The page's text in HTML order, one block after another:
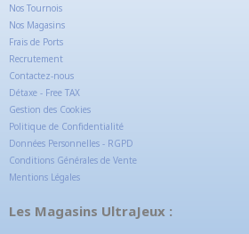
Nos Tournois
Nos Magasins
Frais de Ports
Recrutement
Contactez-nous
Détaxe - Free TAX
Gestion des Cookies
Politique de Confidentialité
Données Personnelles - RGPD
Conditions Générales de Vente
Mentions Légales
Les Magasins UltraJeux :